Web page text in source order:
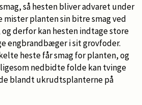
så hesten bliver advaret under
planten sin bitre smag ved
derfor kan hesten indtage store
engbrandbæger i sit grovfoder.
heste får smag for planten, og
nedbidte folde kan tvinge
blandt ukrudtsplanterne på